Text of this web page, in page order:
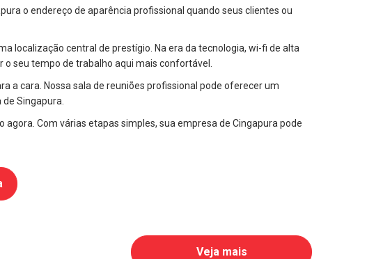
o endereço de aparência profissional quando seus clientes ou
localização central de prestígio. Na era da tecnologia, wi-fi de alta
seu tempo de trabalho aqui mais confortável.
a cara. Nossa sala de reuniões profissional pode oferecer um
Singapura.
Com várias etapas simples, sua empresa de Cingapura pode
Veja mais